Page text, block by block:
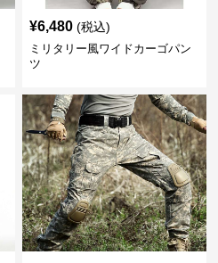
¥6,480 (税込)
ミリタリー風ワイドカーゴパン
ツ